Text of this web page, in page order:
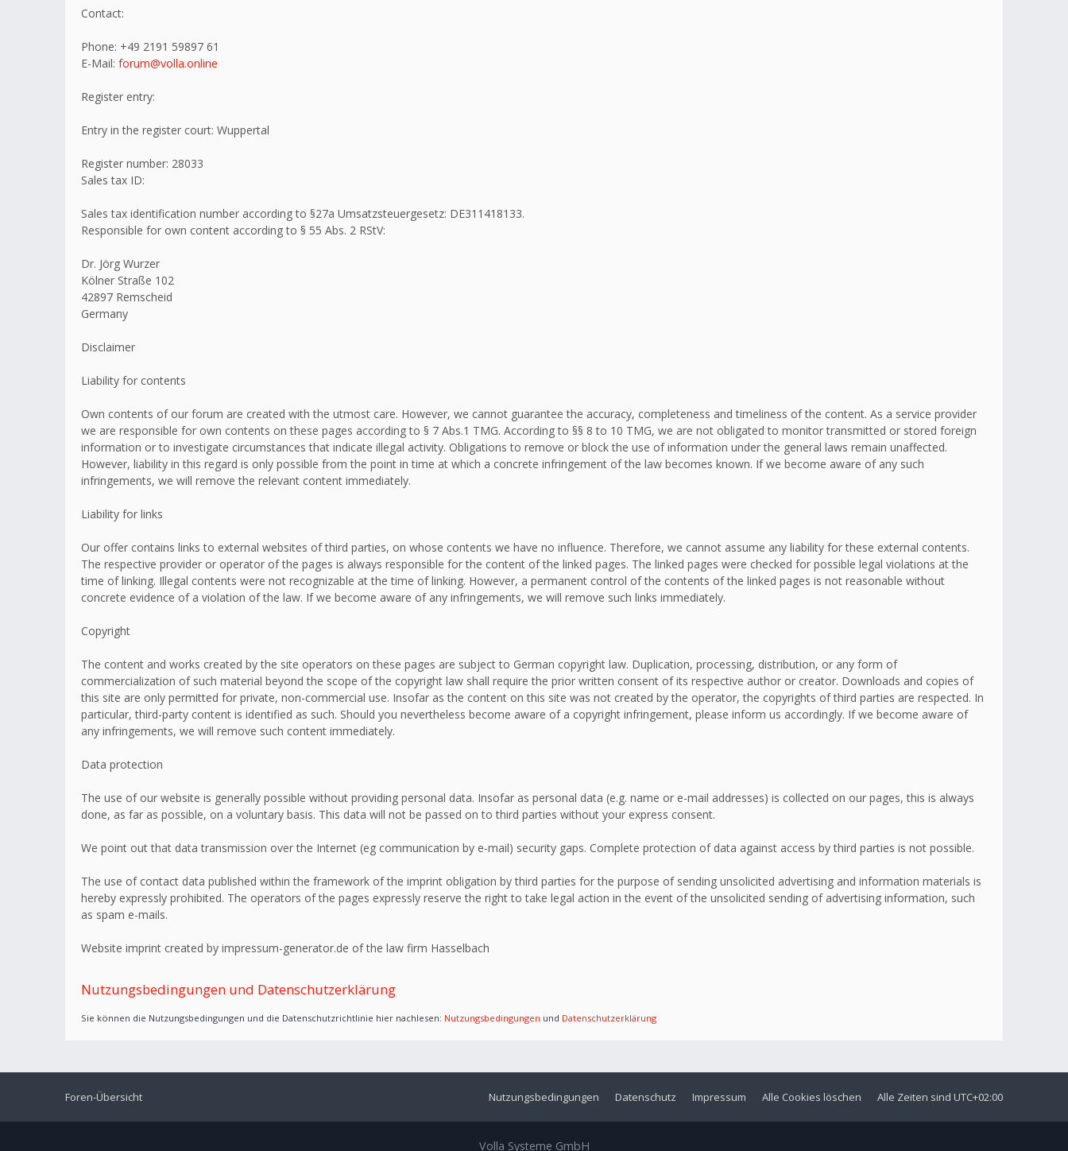
Contact:
Phone: +49 2191 59897 61
E-Mail: forum@volla.online
Register entry:
Entry in the register court: Wuppertal
Register number: 28033
Sales tax ID:
Sales tax identification number according to §27a Umsatzsteuergesetz: DE311418133.
Responsible for own content according to § 55 Abs. 2 RStV:
Dr. Jörg Wurzer
Kölner Straße 102
42897 Remscheid
Germany
Disclaimer
Liability for contents
Own contents of our forum are created with the utmost care. However, we cannot guarantee the accuracy, completeness and timeliness of the content. As a service provider
we are responsible for own contents on these pages according to § 7 Abs.1 TMG. According to §§ 8 to 10 TMG, we are not obligated to monitor transmitted or stored foreign
information or to investigate circumstances that indicate illegal activity. Obligations to remove or block the use of information under the general laws remain unaffected.
However, liability in this regard is only possible from the point in time at which a concrete infringement of the law becomes known. If we become aware of any such
infringements, we will remove the relevant content immediately.
Liability for links
Our offer contains links to external websites of third parties, on whose contents we have no influence. Therefore, we cannot assume any liability for these external contents.
The respective provider or operator of the pages is always responsible for the content of the linked pages. The linked pages were checked for possible legal violations at the
time of linking. Illegal contents were not recognizable at the time of linking. However, a permanent control of the contents of the linked pages is not reasonable without
concrete evidence of a violation of the law. If we become aware of any infringements, we will remove such links immediately.
Copyright
The content and works created by the site operators on these pages are subject to German copyright law. Duplication, processing, distribution, or any form of
commercialization of such material beyond the scope of the copyright law shall require the prior written consent of its respective author or creator. Downloads and copies of
this site are only permitted for private, non-commercial use. Insofar as the content on this site was not created by the operator, the copyrights of third parties are respected. In
particular, third-party content is identified as such. Should you nevertheless become aware of a copyright infringement, please inform us accordingly. If we become aware of
any infringements, we will remove such content immediately.
Data protection
The use of our website is generally possible without providing personal data. Insofar as personal data (e.g. name or e-mail addresses) is collected on our pages, this is always
done, as far as possible, on a voluntary basis. This data will not be passed on to third parties without your express consent.
We point out that data transmission over the Internet (eg communication by e-mail) security gaps. Complete protection of data against access by third parties is not possible.
The use of contact data published within the framework of the imprint obligation by third parties for the purpose of sending unsolicited advertising and information materials is
hereby expressly prohibited. The operators of the pages expressly reserve the right to take legal action in the event of the unsolicited sending of advertising information, such
as spam e-mails.
Website imprint created by impressum-generator.de of the law firm Hasselbach
Nutzungsbedingungen und Datenschutzerklärung
Sie können die Nutzungsbedingungen und die Datenschutzrichtlinie hier nachlesen: Nutzungsbedingungen und Datenschutzerklärung
Foren-Übersicht Alle Zeiten sind UTC+02:00
Alle Cookies löschen
Impressum
Datenschutz
Nutzungsbedingungen
Volla Systeme GmbH